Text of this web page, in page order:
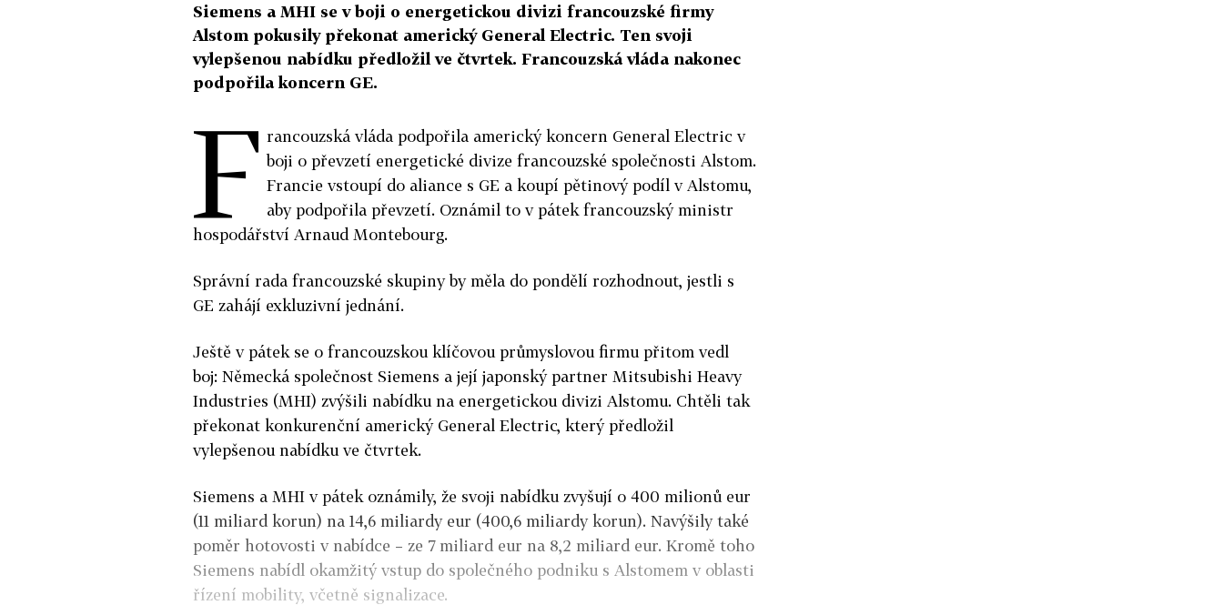
Siemens a MHI se v boji o energetickou divizi francouzské firmy
Alstom pokusily překonat americký General Electric. Ten svoji
vylepšenou nabídku předložil ve čtvrtek. Francouzská vláda nakonec
podpořila koncern GE.
F rancouzská vláda podpořila americký koncern General Electric v
boji o převzetí energetické divize francouzské společnosti Alstom.
Francie vstoupí do aliance s GE a koupí pětinový podíl v Alstomu,
aby podpořila převzetí. Oznámil to v pátek francouzský ministr
hospodářství Arnaud Montebourg.
Správní rada francouzské skupiny by měla do pondělí rozhodnout, jestli s
GE zahájí exkluzivní jednání.
Ještě v pátek se o francouzskou klíčovou průmyslovou firmu přitom vedl
boj: Německá společnost Siemens a její japonský partner Mitsubishi Heavy
Industries (MHI) zvýšili nabídku na energetickou divizi Alstomu. Chtěli tak
překonat konkurenční americký General Electric, který předložil
vylepšenou nabídku ve čtvrtek.
Siemens a MHI v pátek oznámily, že svoji nabídku zvyšují o 400 milionů eur
(11 miliard korun) na 14,6 miliardy eur (400,6 miliardy korun). Navýšily také
poměr hotovosti v nabídce – ze 7 miliard eur na 8,2 miliard eur. Kromě toho
Siemens nabídl okamžitý vstup do společného podniku s Alstomem v oblasti
řízení mobility, včetně signalizace.